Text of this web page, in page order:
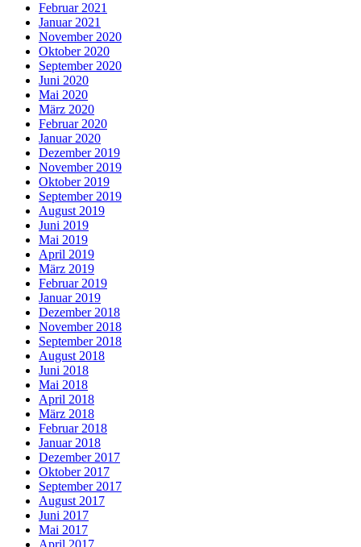
Februar 2021
Januar 2021
November 2020
Oktober 2020
September 2020
Juni 2020
Mai 2020
März 2020
Februar 2020
Januar 2020
Dezember 2019
November 2019
Oktober 2019
September 2019
August 2019
Juni 2019
Mai 2019
April 2019
März 2019
Februar 2019
Januar 2019
Dezember 2018
November 2018
September 2018
August 2018
Juni 2018
Mai 2018
April 2018
März 2018
Februar 2018
Januar 2018
Dezember 2017
Oktober 2017
September 2017
August 2017
Juni 2017
Mai 2017